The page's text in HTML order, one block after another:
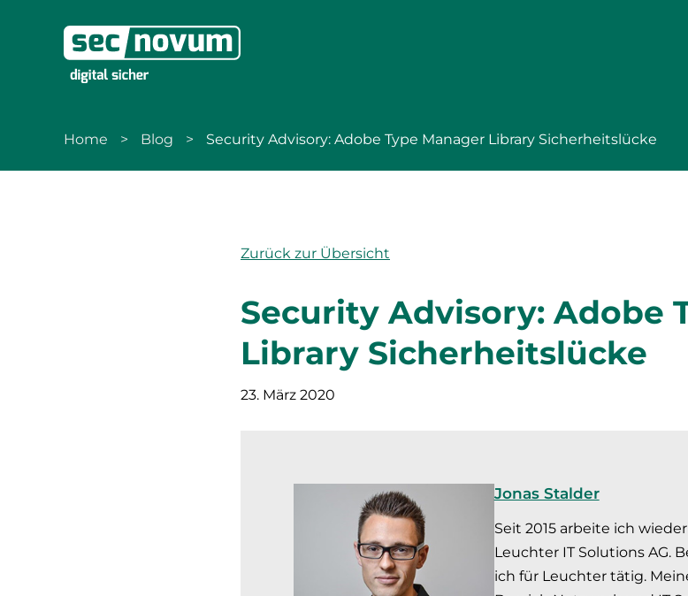
zur Navigation
zum Inhalt
Home Blog Security Advisory: Adobe Type Manager Library Sicherheitslücke
Zurück zur Übersicht
Security Advisory: Adobe
Library Sicherheitslücke
23. März 2020
Jonas Stalder
Seit 2015 arbeite ich
Leuchter IT Solutions AG.
ich für Leuchter tätig.